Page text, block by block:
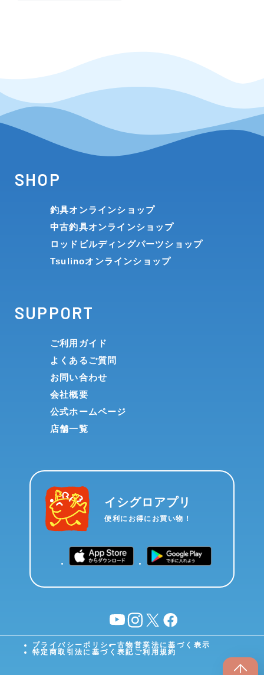
SHOP
釣具オンラインショップ
中古釣具オンラインショップ
ロッドビルディングパーツショップ
Tsulinoオンラインショップ
SUPPORT
ご利用ガイド
よくあるご質問
お問い合わせ
会社概要
公式ホームページ
店舗一覧
イシグロアプリ
便利にお得にお買い物！
YouTubeinstagram
X facebook
プライバシーポリシー古物営業法に基づく表示
特定商取引法に基づく表記 ご利用規約